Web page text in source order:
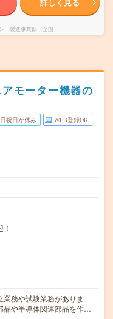
製造事業部（全国）
モーター機器の
祝日が休み WEB登録OK
務や試験業務がありま
品や半導体関連部品を作…